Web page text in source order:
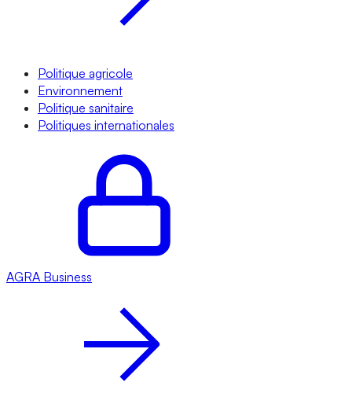
Politique agricole
Environnement
Politique sanitaire
Politiques internationales
AGRA Business